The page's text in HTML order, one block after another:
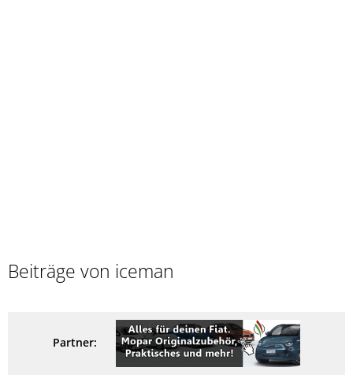
Beiträge von iceman
Partner: